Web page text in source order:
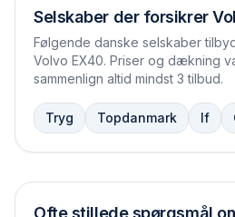
Selskaber der forsikrer
Følgende danske selskaber
Volvo EX40. Priser og dækning
sammenlign altid mindst 3 tilbud.
Tryg Topdanmark If
Ofte stillede spørgsmål